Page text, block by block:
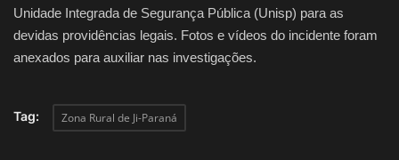
Unidade Integrada de Segurança Pública (Unisp) para as
devidas providências legais. Fotos e vídeos do incidente foram
anexados para auxiliar nas investigações.
Tag: Zona Rural de Ji-Paraná